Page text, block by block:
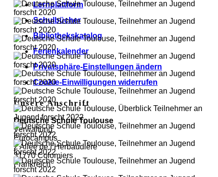
Lernplattform
Schulbücher
Bibliothekskatalog
Ferienkalender
Privatsphäre-Einstellungen ändern
Cookie-Einwilligungen widerrufen
Unsere Anschrift
Deutsche Schule Toulouse
Verwaltung
Eurocampus
2 Allée de l’Herbaudière
31770 Colomiers
Frankreich